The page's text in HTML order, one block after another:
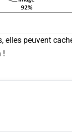
elles peuvent
!